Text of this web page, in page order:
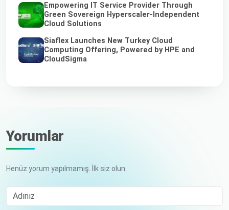
Empowering IT Service Provider Through
Green Sovereign Hyperscaler-Independent
Cloud Solutions
Siaflex Launches New Turkey Cloud
Computing Offering, Powered by HPE and
CloudSigma
Yorumlar
Henüz yorum yapılmamış. İlk siz olun.
Adınız